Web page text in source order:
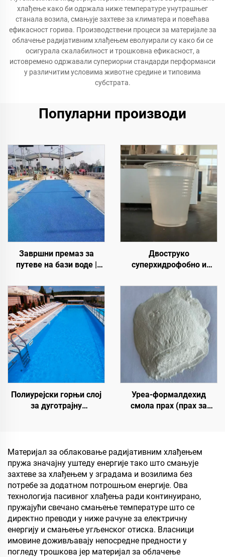
хлађење како би одржала ниже температуре унутрашњег
станала возила, смањује захтеве за климатера и повећава
ефикасност горива. Производствени процеси за материјале за
облачење радијативним хлађењем еволуирали су како би се
осигурала скалабилност и трошковна ефикасност, а
истовремено одржавали супериорни стандарди перформанси
у различитим условима животне средине и типовима
субстрата.
Популарни производи
Завршни премаз за
путеве на бази воде |
промену боје за
унутрашње и спољашње
коловозе
Двоструко
суперхидрофобно и
премаз за употребу са
радијативним хладним
премазима или у другим
сценаријама који
захтевају хидрофобна и
олеофобна својства
Полиурејски горњи слој
за дуготрајну
Уреа-формалдехид
смола прах (прах за
плоча, укључујући
вишеслојни фалекар,
фини дрвени панел, еко-
плочу, фалеран
партикулски плочу итд.
Материјал за облаковање радијативним хлађењем
пружа значајну уштеду енергије тако што смањује
захтеве за хлађењем у зградама и возилима без
потребе за додатном потрошњом енергије. Ова
технологија пасивног хлађења ради континуирано,
пружајући свечано смањење температуре што се
директно преводи у ниже рачуне за електричну
енергију и смањење угљенског отиска. Власници
имовине доживљавају непосредне предности у
погледу трошкова јер материјал за облачење